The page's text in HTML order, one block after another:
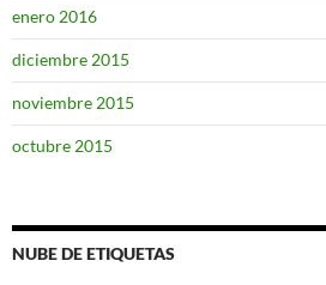
enero 2016
diciembre 2015
noviembre 2015
octubre 2015
NUBE DE ETIQUETAS